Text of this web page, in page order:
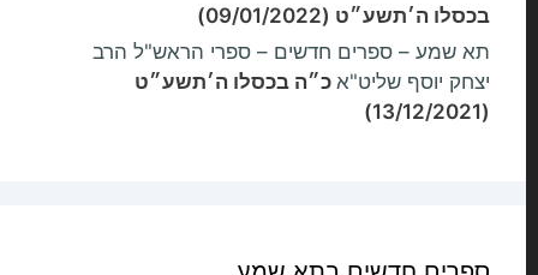
בכסלו ה׳תשע״ט (09/01/2022)
תא שמע – ספרים חדשים – ספרי הראש"ל הרב
יצחק יוסף שליט"א כ״ה בכסלו ה׳תשע״ט